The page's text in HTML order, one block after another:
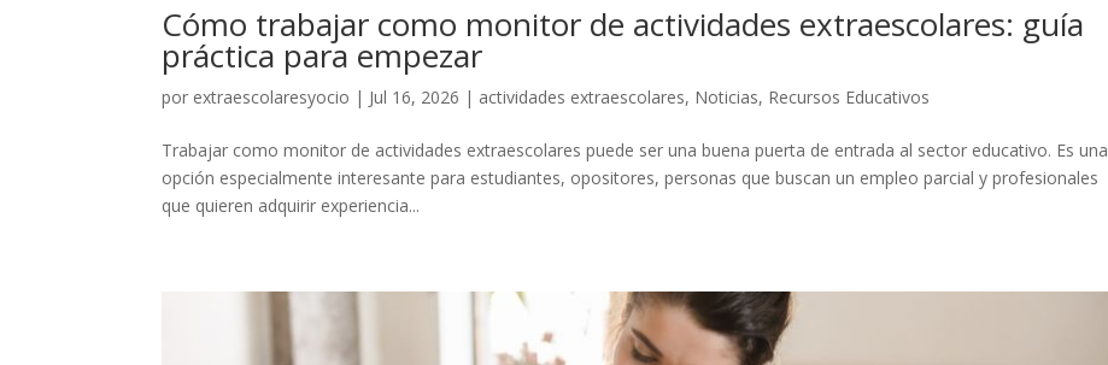
Cómo trabajar como monitor de actividades extraescolares: guía
práctica para empezar
por extraescolaresyocio | Jul 16, 2026 | actividades extraescolares, Noticias, Recursos Educativos
Trabajar como monitor de actividades extraescolares puede ser una buena puerta de entrada al sector educativo. Es una
opción especialmente interesante para estudiantes, opositores, personas que buscan un empleo parcial y profesionales
que quieren adquirir experiencia...